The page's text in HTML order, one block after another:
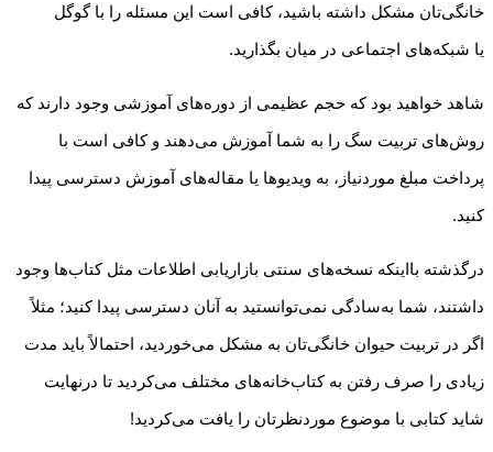
خانگی‌تان مشکل داشته باشید، کافی است این مسئله را با گوگل
یا شبکه‌های اجتماعی در میان بگذارید.
شاهد خواهید بود که حجم عظیمی از دوره‌های آموزشی وجود دارند که
روش‌های تربیت سگ را به شما آموزش می‌دهند و کافی است با
پرداخت مبلغ موردنیاز، به ویدیوها یا مقاله‌های آموزش دسترسی پیدا
کنید.
درگذشته بااینکه نسخه‌های سنتی بازاریابی اطلاعات مثل کتاب‌ها وجود
داشتند، شما به‌سادگی نمی‌توانستید به آنان دسترسی پیدا کنید؛ مثلاً
اگر در تربیت حیوان خانگی‌تان به مشکل می‌خوردید، احتمالاً باید مدت
زیادی را صرف رفتن به کتاب‌خانه‌های مختلف می‌کردید تا درنهایت
شاید کتابی با موضوع موردنظرتان را یافت می‌کردید!